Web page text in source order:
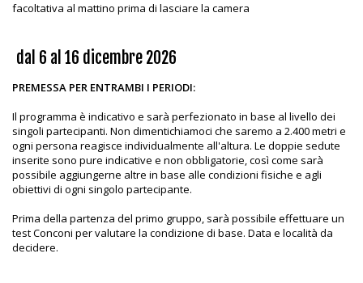
facoltativa al mattino prima di lasciare la camera
dal 6 al 16 dicembre 2026
PREMESSA PER ENTRAMBI I PERIODI:
Il programma è indicativo e sarà perfezionato in base al livello dei
singoli partecipanti. Non dimentichiamoci che saremo a 2.400 metri e
ogni persona reagisce individualmente all'altura. Le doppie sedute
inserite sono pure indicative e non obbligatorie, così come sarà
possibile aggiungerne altre in base alle condizioni fisiche e agli
obiettivi di ogni singolo partecipante.
Prima della partenza del primo gruppo, sarà possibile effettuare un
test Conconi per valutare la condizione di base. Data e località da
decidere.